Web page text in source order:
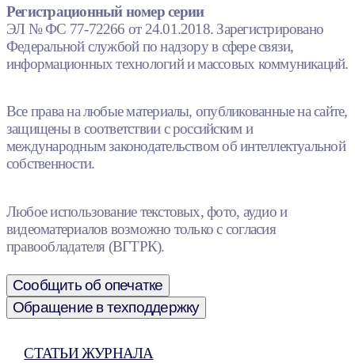
Регистрационный номер серии
ЭЛ № ФС 77-72266 от 24.01.2018. Зарегистрировано
Федеральной службой по надзору в сфере связи,
информационных технологий и массовых коммуникаций.
Все права на любые материалы, опубликованные на сайте,
защищены в соответствии с российским и
международным законодательством об интеллектуальной
собственности.
Любое использование текстовых, фото, аудио и
видеоматериалов возможно только с согласия
правообладателя (ВГТРК).
Сообщить об опечатке
Обращение в техподдержку
СТАТЬИ ЖУРНАЛА